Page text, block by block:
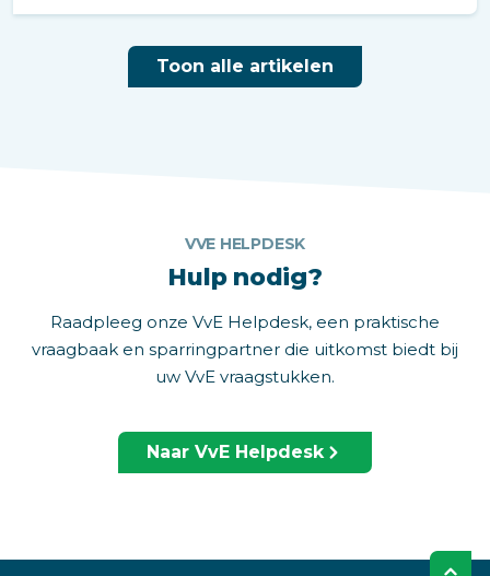
Toon alle artikelen
VVE HELPDESK
Hulp nodig?
Raadpleeg onze VvE Helpdesk, een praktische
vraagbaak en sparringpartner die uitkomst biedt bij
uw VvE vraagstukken.
Naar VvE Helpdesk